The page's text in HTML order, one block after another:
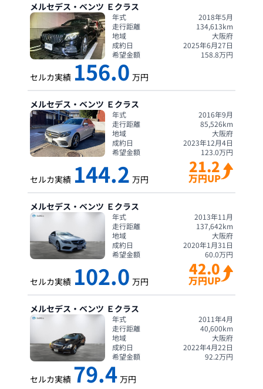
メルセデス・ベンツ Ｅクラス
年式
2018年5月
走行距離
134,613km
地域
大阪府
成約日
2025年6月27日
希望金額
158.8万円
セルカ実績 156.0 万円
メルセデス・ベンツ Ｅクラス
年式
2016年9月
走行距離
85,526km
地域
大阪府
成約日
2023年12月4日
希望金額
123.0万円
セルカ実績 144.2 万円
21.2
万円UP
メルセデス・ベンツ Ｅクラス
年式
2013年11月
走行距離
137,642km
地域
大阪府
成約日
2020年1月31日
希望金額
60.0万円
セルカ実績 102.0 万円
42.0
万円UP
メルセデス・ベンツ Ｅクラス
年式
2011年4月
走行距離
40,600km
地域
大阪府
成約日
2022年4月22日
希望金額
92.2万円
セルカ実績 79.4 万円